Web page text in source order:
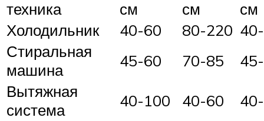
техника
см
см
см
Холодильник
40-60 80-220
Стиральная
машина
45-60 70-85
Вытяжная
система
40-100 40-60